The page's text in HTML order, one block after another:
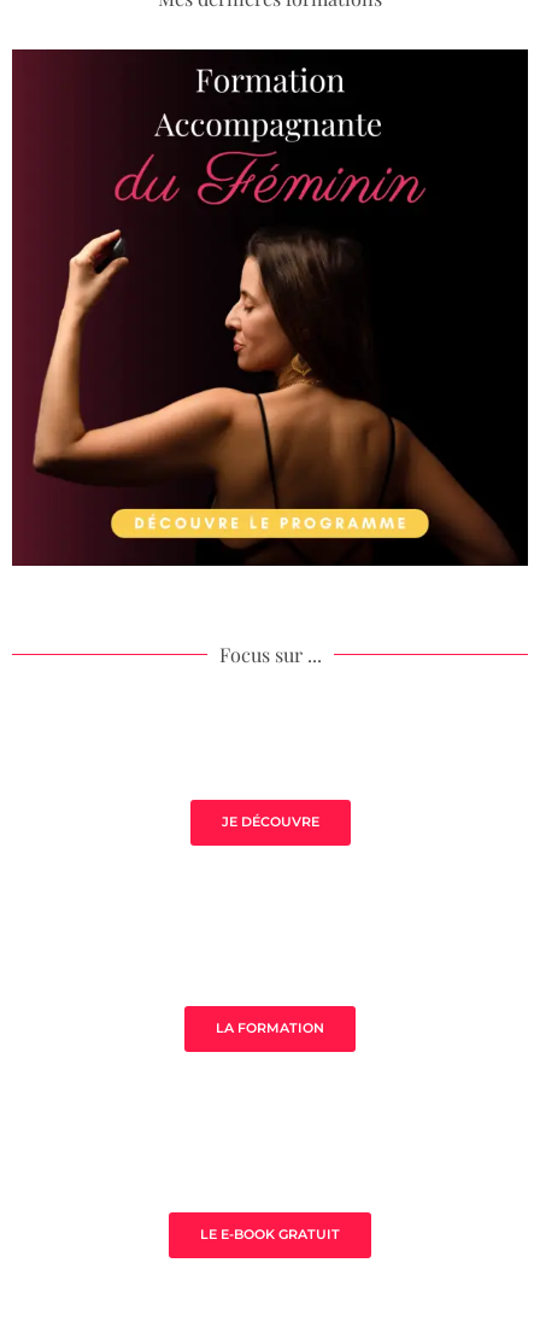
Focus sur ...
JE DÉCOUVRE
LA FORMATION
LE E-BOOK GRATUIT